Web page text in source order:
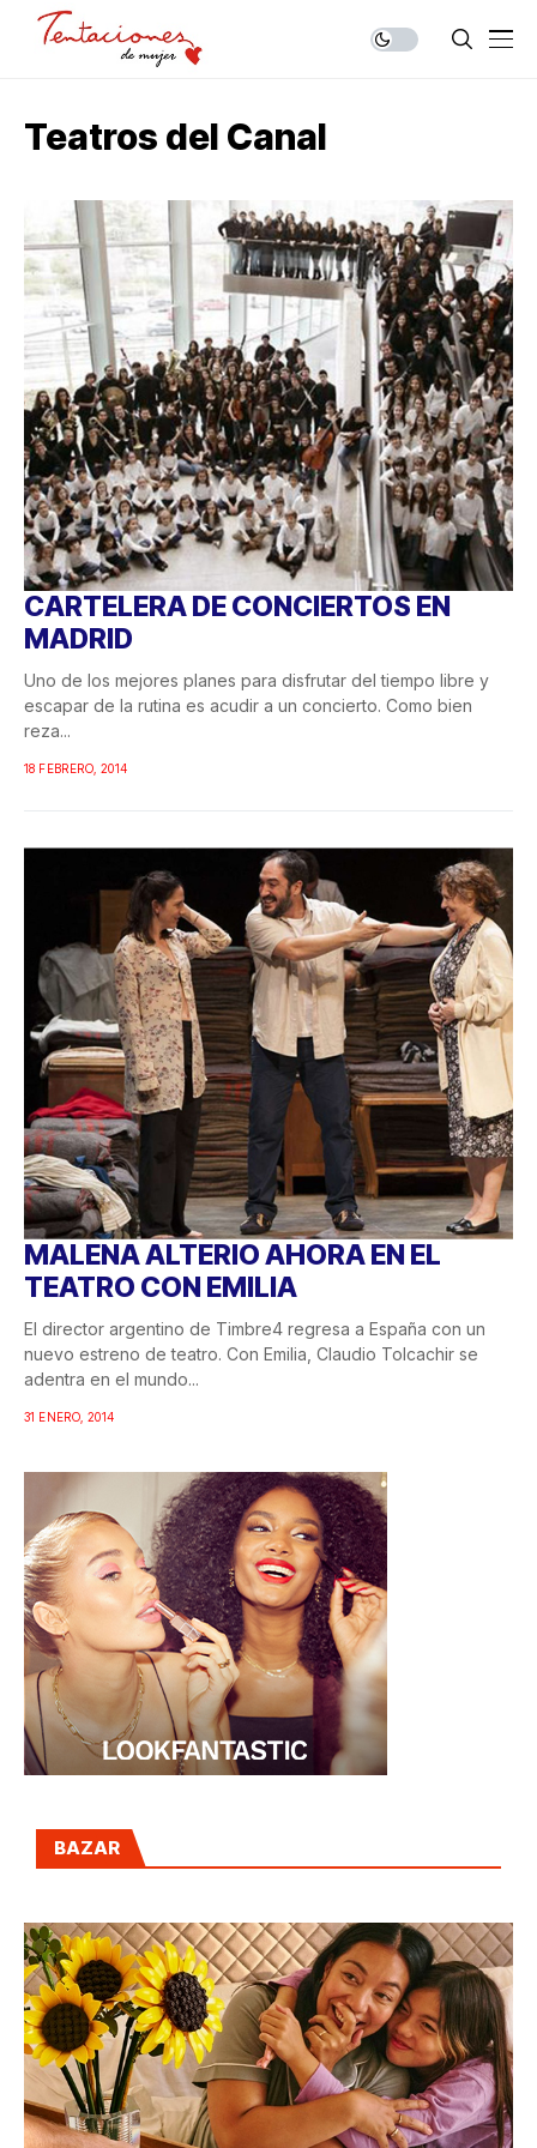
Teatros del Canal
CARTELERA DE CONCIERTOS EN
MADRID
Uno de los mejores planes para disfrutar del tiempo libre y
escapar de la rutina es acudir a un concierto. Como bien
reza...
18 FEBRERO, 2014
MALENA ALTERIO AHORA EN EL
TEATRO CON EMILIA
El director argentino de Timbre4 regresa a España con un
nuevo estreno de teatro. Con Emilia, Claudio Tolcachir se
adentra en el mundo...
31 ENERO, 2014
BAZAR